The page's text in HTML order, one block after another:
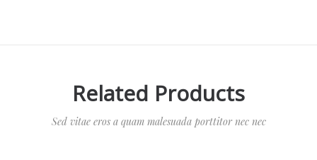
Related Products
Sed vitae eros a quam malesuada porttitor nec nec